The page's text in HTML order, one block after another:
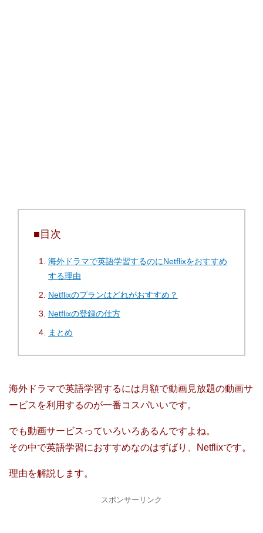
■目次
海外ドラマで英語学習するのにNetflixをおすすめ
する理由
Netflixのプランはどれがおすすめ？
Netflixの登録の仕方
まとめ
海外ドラマで英語学習するには月額で動画見放題の動画サ
ービスを利用するのが一番コスパいいです。
でも動画サービスっていろいろあるんですよね。
その中で英語学習におすすめなのはずばり、Netflixです。
理由を解説します。
スポンサーリンク